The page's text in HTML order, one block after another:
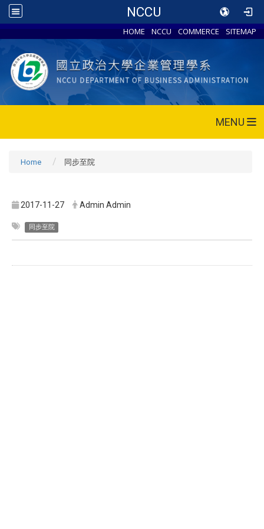
NCCU
HOME NCCU COMMERCE SITEMAP
MENU
Home 同步至院
2017-11-27 Admin Admin
同步至院